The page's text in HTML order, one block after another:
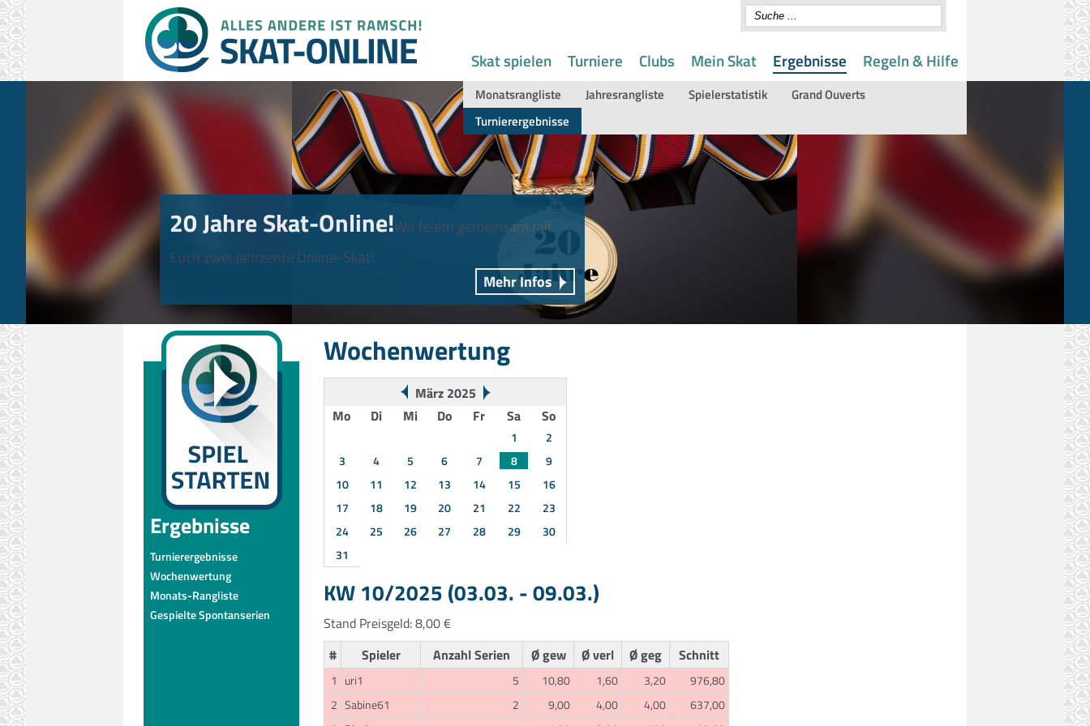
Skat spielen Turniere Clubs Mein Skat Ergebnisse
Monatsrangliste Jahresrangliste Spielerstatistik
Grand Ouverts
Turnierergebnisse
Regeln & Hilfe
20 Jahre Skat-Online!Wir feiern gemeinsam mit
Euch zwei Jahrzente Online-Skat!
Mehr Infos
Ergebnisse
Turnierergebnisse
Wochenwertung
Monats-Rangliste
Gespielte Spontanserien
Wochenwertung
März 2025
Mo
Di Mi Do Fr Sa So
1
2
3
4 5 6 7 8
9
10
11 12 13 14 15
16
17
18 19 20 21 22
23
24
25 26 27 28 29
30
31
KW 10/2025 (03.03. - 09.03.)
Stand Preisgeld: 8,00 €
#
Spieler Anzahl Serien Ø gew Ø verl Ø geg Schnitt
1 uri1 5 10,80 1,60 3,20
976,80
2 Sabine61 2 9,00 4,00 4,00
637,00